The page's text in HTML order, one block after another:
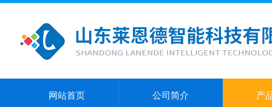
网站首页 公司简介 产